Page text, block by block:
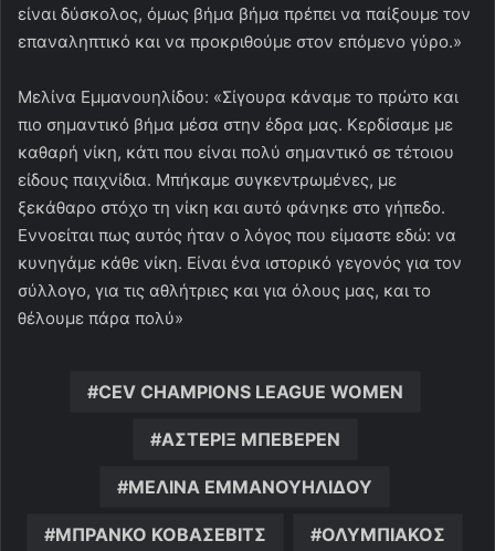
είναι δύσκολος, όμως βήμα βήμα πρέπει να παίξουμε τον
επαναληπτικό και να προκριθούμε στον επόμενο γύρο.»
Μελίνα Εμμανουηλίδου: «Σίγουρα κάναμε το πρώτο και
πιο σημαντικό βήμα μέσα στην έδρα μας. Κερδίσαμε με
καθαρή νίκη, κάτι που είναι πολύ σημαντικό σε τέτοιου
είδους παιχνίδια. Μπήκαμε συγκεντρωμένες, με
ξεκάθαρο στόχο τη νίκη και αυτό φάνηκε στο γήπεδο.
Εννοείται πως αυτός ήταν ο λόγος που είμαστε εδώ: να
κυνηγάμε κάθε νίκη. Είναι ένα ιστορικό γεγονός για τον
σύλλογο, για τις αθλήτριες και για όλους μας, και το
θέλουμε πάρα πολύ»
CEV CHAMPIONS LEAGUE WOMEN
ΑΣΤΕΡΙΞ ΜΠΕΒΕΡΕΝ
ΜΕΛΙΝΑ ΕΜΜΑΝΟΥΗΛΙΔΟΥ
ΜΠΡΑΝΚΟ ΚΟΒΑΣΕΒΙΤΣ ΟΛΥΜΠΙΑΚΟΣ